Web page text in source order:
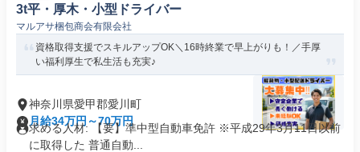
3t平・厚木・小型ドライバー
マルアサ梱包商会有限会社
資格取得支援でスキルアップOK＼16時終業で早上がりも！／手厚
い福利厚生で私生活も充実♪
神奈川県愛甲郡愛川町
月給34万円～70万円
求める人材: 【要】準中型自動車免許 ※平成29年3月11日以前
に取得した 普通自動...